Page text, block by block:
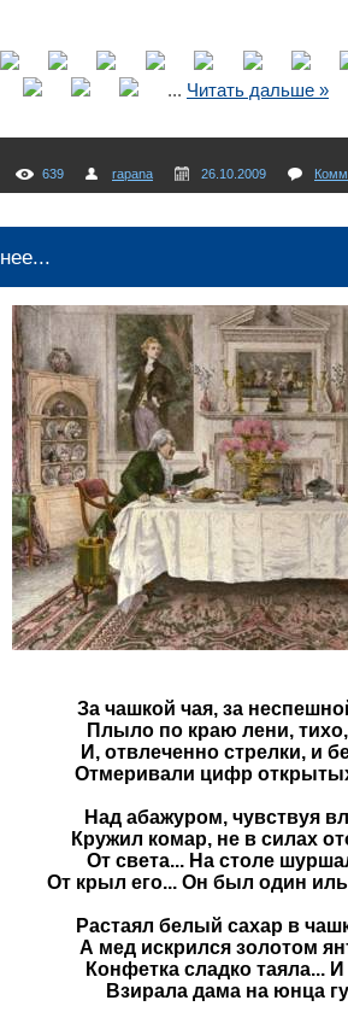
... Читать дальше »
639 rapana 26.10.2009
За чашкой чая, за
Плыло по краю лени,
И, отвлеченно стрелки, и
Отмеривали цифр
Над абажуром, чувствуя
Кружил комар, не в силах
От света... На столе
От крыл его... Он был один
Растаял белый сахар в
А мед искрился золотом
Конфетка сладко таяла... И
Взирала дама на юнца